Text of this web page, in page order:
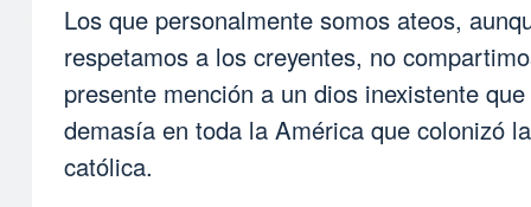
Los que personalmente somos ateos,
respetamos a los creyentes, no
presente mención a un dios inexistente
demasía en toda la América que colonizó
católica.